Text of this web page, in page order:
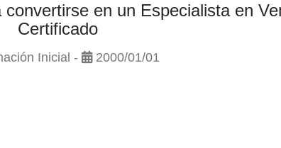
en un Especialista en
Certificado
Inicial - 2000/01/01